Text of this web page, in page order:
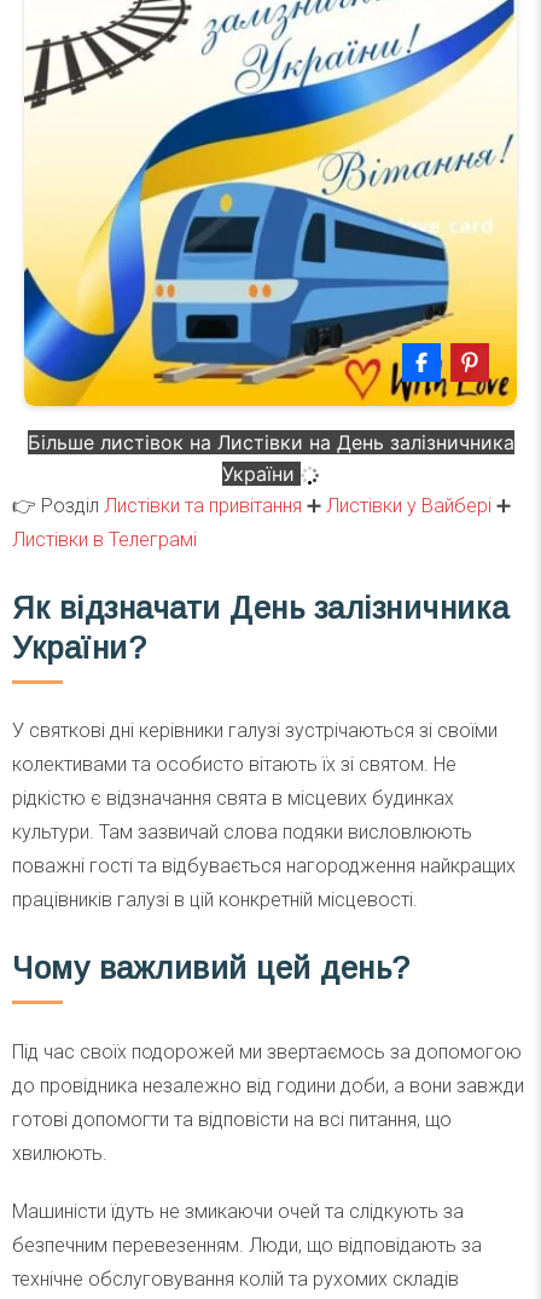
Більше листівок на Листівки на День залізничника
України
👉 Розділ Листівки та привітання ➕ Листівки у Вайбері ➕
Листівки в Телеграмі
Як відзначати День залізничника
України?
У святкові дні керівники галузі зустрічаються зі своїми
колективами та особисто вітають їх зі святом. Не
рідкістю є відзначання свята в місцевих будинках
культури. Там зазвичай слова подяки висловлюють
поважні гості та відбувається нагородження найкращих
працівників галузі в цій конкретній місцевості.
Чому важливий цей день?
Під час своїх подорожей ми звертаємось за допомогою
до провідника незалежно від години доби, а вони завжди
готові допомогти та відповісти на всі питання, що
хвилюють.
Машиністи їдуть не змикаючи очей та слідкують за
безпечним перевезенням. Люди, що відповідають за
технічне обслуговування колій та рухомих складів